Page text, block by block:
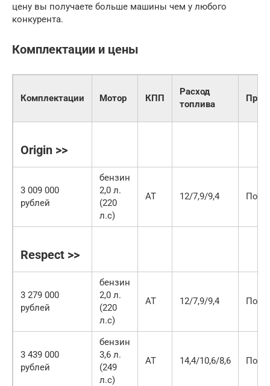
цену вы получаете больше машины чем у любого
конкурента.
Комплектации и цены
Комплектации Мотор КПП
Расход
топлива
Origin >>
3 009 000
рублей
бензин
2,0 л.
(220
л.с)
AT 12/7,9/9,4
Respect >>
3 279 000
рублей
бензин
2,0 л.
(220
л.с)
AT 12/7,9/9,4
3 439 000
рублей
бензин
3,6 л.
(249
л.с)
AT 14,4/10,6/8,6